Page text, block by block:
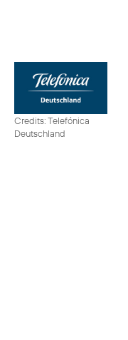
Credits: Telefónica
Deutschland